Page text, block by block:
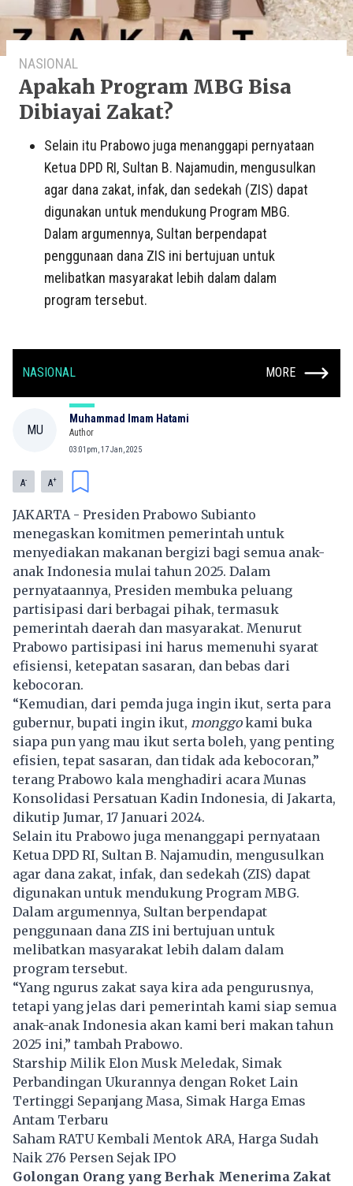
NASIONAL
Apakah Program MBG Bisa
Dibiayai Zakat?
Selain itu Prabowo juga menanggapi pernyataan
Ketua DPD RI, Sultan B. Najamudin, mengusulkan
agar dana zakat, infak, dan sedekah (ZIS) dapat
digunakan untuk mendukung Program MBG.
Dalam argumennya, Sultan berpendapat
penggunaan dana ZIS ini bertujuan untuk
melibatkan masyarakat lebih dalam dalam
program tersebut.
NASIONAL MORE
MU
Muhammad Imam Hatami
Author
03:01pm, 17 Jan, 2025
A- A+
JAKARTA - Presiden Prabowo Subianto
menegaskan komitmen pemerintah untuk
menyediakan makanan bergizi bagi semua anak-
anak Indonesia mulai tahun 2025. Dalam
pernyataannya, Presiden membuka peluang
partisipasi dari berbagai pihak, termasuk
pemerintah daerah dan masyarakat. Menurut
Prabowo partisipasi ini harus memenuhi syarat
efisiensi, ketepatan sasaran, dan bebas dari
kebocoran.
“Kemudian, dari pemda juga ingin ikut, serta para
gubernur, bupati ingin ikut, monggokami buka
siapa pun yang mau ikut serta boleh, yang penting
efisien, tepat sasaran, dan tidak ada kebocoran,”
terang Prabowo kala menghadiri acara Munas
Konsolidasi Persatuan Kadin Indonesia, di Jakarta,
dikutip Jumar, 17 Januari 2024.
Selain itu Prabowo juga menanggapi pernyataan
Ketua DPD RI, Sultan B. Najamudin, mengusulkan
agar dana zakat, infak, dan sedekah (ZIS) dapat
digunakan untuk mendukung Program MBG.
Dalam argumennya, Sultan berpendapat
penggunaan dana ZIS ini bertujuan untuk
melibatkan masyarakat lebih dalam dalam
program tersebut.
“Yang ngurus zakat saya kira ada pengurusnya,
tetapi yang jelas dari pemerintah kami siap semua
anak-anak Indonesia akan kami beri makan tahun
2025 ini,” tambah Prabowo.
Starship Milik Elon Musk Meledak, Simak
Perbandingan Ukurannya dengan Roket Lain
Tertinggi Sepanjang Masa, Simak Harga Emas
Antam Terbaru
Saham RATU Kembali Mentok ARA, Harga Sudah
Naik 276 Persen Sejak IPO
Golongan Orang yang Berhak Menerima Zakat